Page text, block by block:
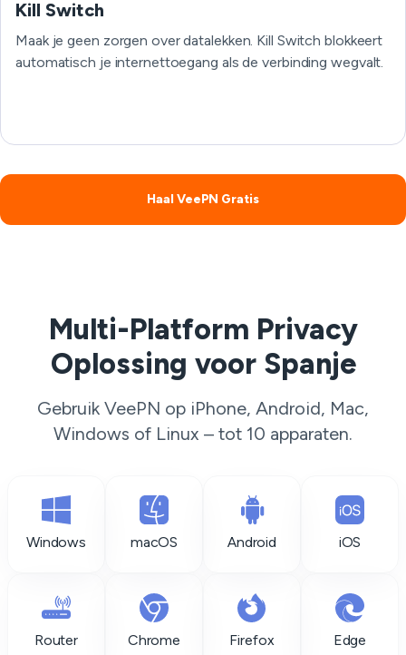
Kill Switch
Maak je geen zorgen over datalekken. Kill Switch blokkeert
automatisch je internettoegang als de verbinding wegvalt.
Haal VeePN Gratis
Multi-Platform Privacy
Oplossing voor Spanje
Gebruik VeePN op iPhone, Android, Mac,
Windows of Linux – tot 10 apparaten.
Windows macOS Android iOS
Router Chrome Firefox Edge